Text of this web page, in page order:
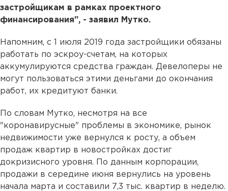
застройщикам в рамках проектного
финансирования", - заявил Мутко.
Напомним, с 1 июля 2019 года застройщики обязаны
работать по эскроу-счетам, на которых
аккумулируются средства граждан. Девелоперы не
могут пользоваться этими деньгами до окончания
работ, их кредитуют банки.
По словам Мутко, несмотря на все
"коронавирусные" проблемы в экономике, рынок
недвижимости уже вернулся к росту, а объем
продаж квартир в новостройках достиг
докризисного уровня. По данным корпорации,
продажи в середине июня вернулись на уровень
начала марта и составили 7,3 тыс. квартир в неделю.